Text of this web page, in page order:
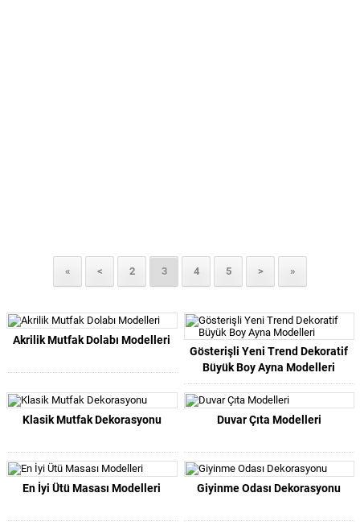
« < 2 3 4 5 > »
Akrilik Mutfak Dolabı Modelleri
Gösterişli Yeni Trend Dekoratif
Büyük Boy Ayna Modelleri
Klasik Mutfak Dekorasyonu Duvar Çıta Modelleri
En İyi Ütü Masası Modelleri Giyinme Odası Dekorasyonu